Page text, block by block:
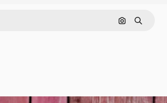
Cerca per
Ricerca